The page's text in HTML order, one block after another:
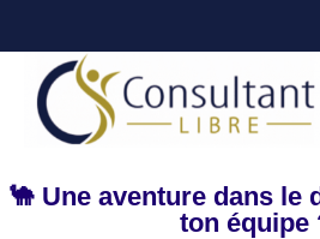
🐪 Une aventure dans le
ton équipe